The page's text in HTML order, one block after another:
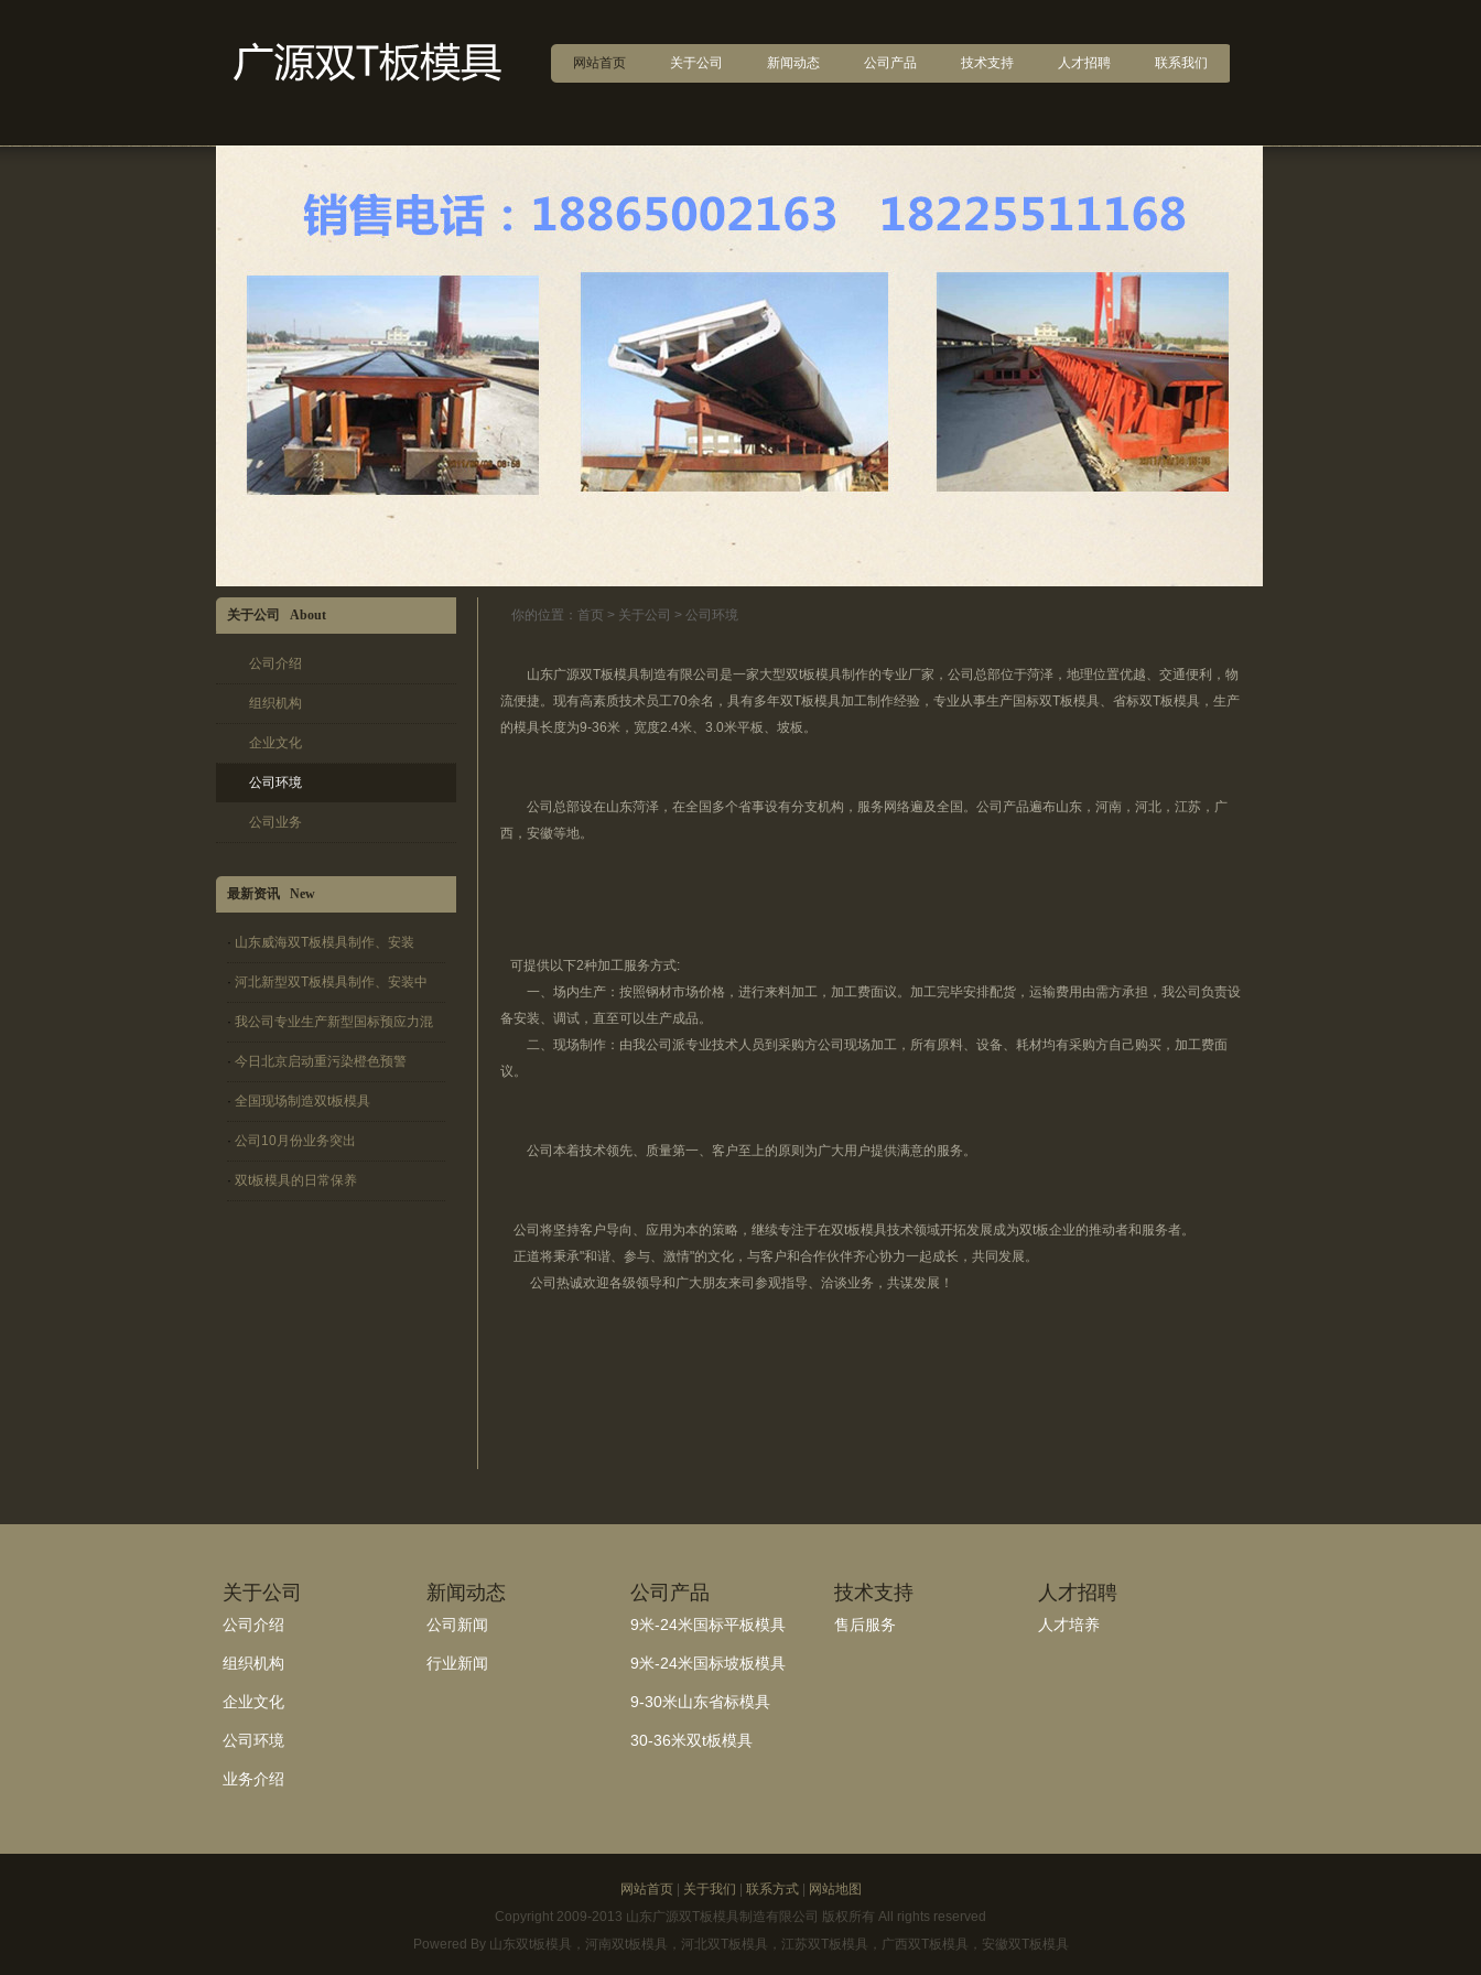
网站首页 关于公司 新闻动态 公司产品 技术支持 人才招聘 联系我们
关于公司 About
公司介绍
组织机构
企业文化
公司环境
公司业务
最新资讯 New
· 山东威海双T板模具制作、安装
· 河北新型双T板模具制作、安装中
· 我公司专业生产新型国标预应力混
· 今日北京启动重污染橙色预警
· 全国现场制造双t板模具
· 公司10月份业务突出
· 双t板模具的日常保养
你的位置： 首页 > 关于公司 > 公司环境
山东广源双T板模具制造有限公司是一家大型双t板模具制作的专业厂家，公司总部位于菏泽，地理位置优越、交通便利，物
流便捷。现有高素质技术员工70余名，具有多年双T板模具加工制作经验，专业从事生产国标双T板模具、省标双T板模具，生产
的模具长度为9-36米，宽度2.4米、3.0米平板、坡板。
公司总部设在山东菏泽，在全国多个省事设有分支机构，服务网络遍及全国。公司产品遍布山东，河南，河北，江苏，广
西，安徽等地。
可提供以下2种加工服务方式:
一、场内生产：按照钢材市场价格，进行来料加工，加工费面议。加工完毕安排配货，运输费用由需方承担，我公司负责设
备安装、调试，直至可以生产成品。
二、现场制作：由我公司派专业技术人员到采购方公司现场加工，所有原料、设备、耗材均有采购方自己购买，加工费面
议。
公司本着技术领先、质量第一、客户至上的原则为广大用户提供满意的服务。
公司将坚持客户导向、应用为本的策略，继续专注于在双t板模具技术领域开拓发展成为双t板企业的推动者和服务者。
正道将秉承"和谐、参与、激情"的文化，与客户和合作伙伴齐心协力一起成长，共同发展。
公司热诚欢迎各级领导和广大朋友来司参观指导、洽谈业务，共谋发展！
关于公司
公司介绍
组织机构
企业文化
公司环境
业务介绍
新闻动态
公司新闻
行业新闻
公司产品
9米-24米国标平板模具
9米-24米国标坡板模具
9-30米山东省标模具
30-36米双t板模具
技术支持
售后服务
人才招聘
人才培养
网站首页| 关于我们 联系方式|
网站地图
Copyright 2009-2013 山东广源双T板模具制造有限公司 版权所有 All rights reserved
Powered By 山东双t板模具，河南双t板模具，河北双T板模具，江苏双T板模具，广西双T板模具，安徽双T板模具